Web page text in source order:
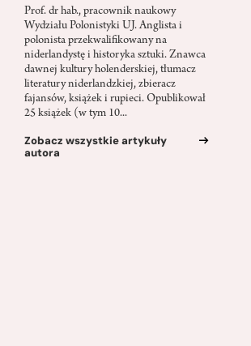
Prof. dr hab., pracownik naukowy
Wydziału Polonistyki UJ. Anglista i
polonista przekwalifikowany na
niderlandystę i historyka sztuki. Znawca
dawnej kultury holenderskiej, tłumacz
literatury niderlandzkiej, zbieracz
fajansów, książek i rupieci. Opublikował
25 książek (w tym 10...
Zobacz wszystkie artykuły
autora